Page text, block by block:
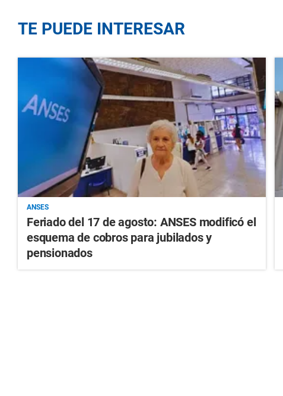
TE PUEDE INTERESAR
ANSES
Feriado del 17 de agosto: ANSES modificó el
esquema de cobros para jubilados y
pensionados